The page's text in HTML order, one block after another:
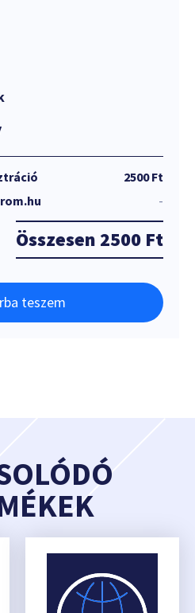
2500 Ft
-
Összesen 2500 Ft
teszem